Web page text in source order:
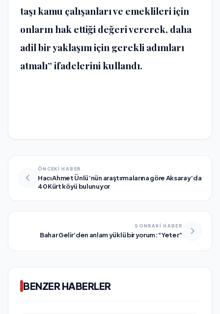
taşı kamu çalışanları ve emeklileri için
onların hak ettiği değeri vererek, daha
adil bir yaklaşım için gerekli adımları
atmalı” ifadelerini kullandı.
ÖNCEKİ HABER
Hacı Ahmet Ünlü’nün araştırmalarına göre Aksaray’da
40 Kürt köyü bulunuyor
SONRAKİ HABER
Bahar Gelir’den anlam yüklü bir yorum: “Yeter”
BENZER HABERLER